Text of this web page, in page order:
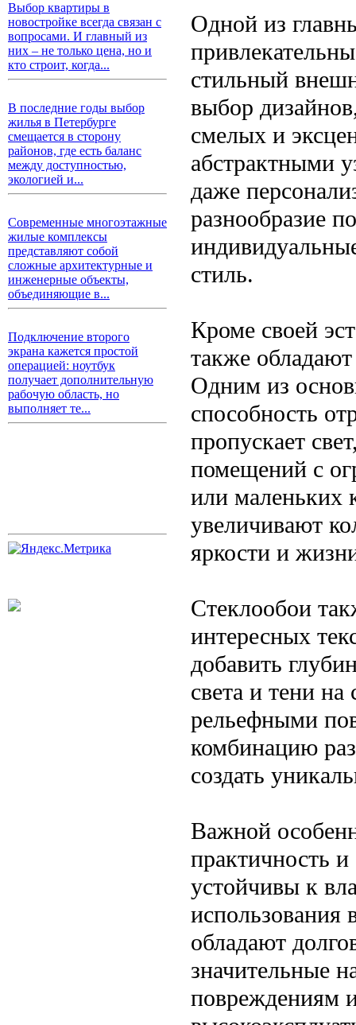
Выбор квартиры в
новостройке всегда связан с
вопросами. И главный из
них – не только цена, но и
кто строит, когда...
В последние годы выбор
жилья в Петербурге
смещается в сторону
районов, где есть баланс
между доступностью,
экологией и...
Современные многоэтажные
жилые комплексы
представляют собой
сложные архитектурные и
инженерные объекты,
объединяющие в...
Подключение второго
экрана кажется простой
операцией: ноутбук
получает дополнительную
рабочую область, но
выполняет те...
Одной из
стильный
выбор
смелых и
абстрактными
даже
разнообразие
стиль.
Кроме своей
также
Одним из
способность
пропускает
помещений с
или маленьких
увеличивают
яркости и
Стеклообои
интересных
добавить
света и тени
рельефными
комбинацию
создать
Важной
практичность
устойчивы к
использования
обладают
значительные
повреждениям